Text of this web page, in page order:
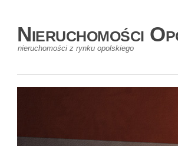
Nieruchomości
nieruchomości z rynku opolskiego